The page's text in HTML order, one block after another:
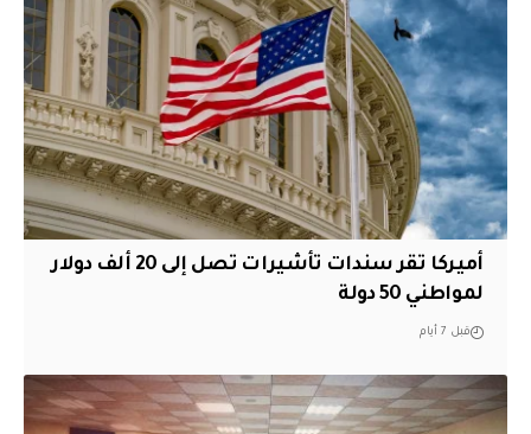
أميركا تقر سندات تأشيرات تصل إلى 20 ألف دولار
لمواطني 50 دولة
قبل 7 أيام